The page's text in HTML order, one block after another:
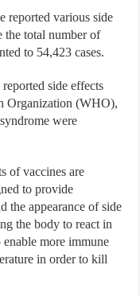
reported various side
the total number of
to 54,423 cases.
side effects
Organization (WHO),
were
of vaccines are
to provide
the appearance of side
the body to react in
more immune
in order to kill